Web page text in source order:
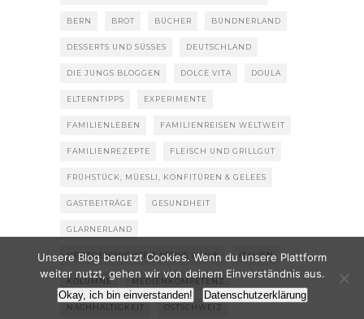
BERN BROT BÜCHER BÜNDNERLAND
DESSERTS UND SÜSSES DEUTSCHLAND
DIE JUNGS BLOGGEN DOLCE VITA DOULA
ELTERNTIPPS EXPERIMENTE
FAMILIENLEBEN FAMILIENREISEN WELTWEIT
FAMILIENREZEPTE FLEISCH UND GRILLGUT
FRÜHSTÜCK, MÜESLI, KONFITÜREN & GELEES
GASTBEITRÄGE GESUNDHEIT
GLARNERLAND
HERZGESCHICHTEN ACTIVE & LIVE ITALIEN
KOLUMNE MEDIENKOMPETENZ
NACHHALTIGKEIT OSTSCHWEIZ
Unsere Blog benutzt Cookies. Wenn du unsere Plattform
weiter nutzt, gehen wir von deinem Einverständnis aus.
Okay, ich bin einverstanden! Datenschutzerklärung